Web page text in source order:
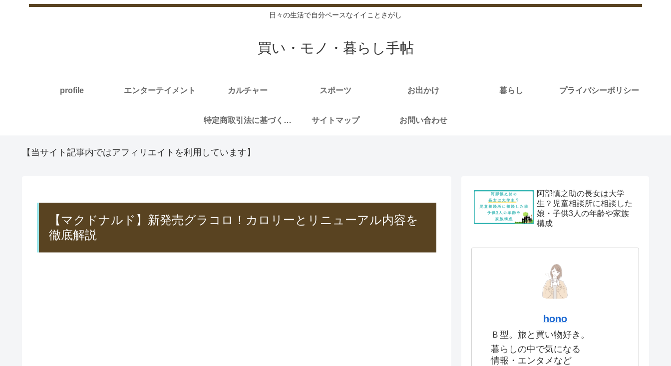
日々の生活で自分ペースなイイことさがし
買い・モノ・暮らし手帖
profile エンターテイメント カルチャー スポーツ お出かけ 暮らし プライバシーポリシー
特定商取引法に基づく表記 サイトマップ お問い合わせ
【当サイト記事内ではアフィリエイトを利用しています】
【マクドナルド】新発売グラコロ！カロリーとリニューアル内容を
徹底解説
阿部慎之助の長女は大学
生？児童相談所に相談した
娘・子供3人の年齢や家族
構成
hono
Ｂ型。旅と買い物好き。
暮らしの中で気になる
情報・エンタメなど